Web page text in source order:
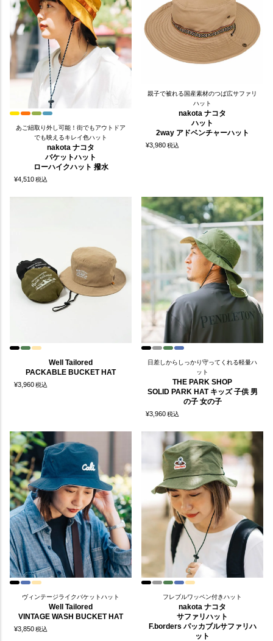
あご紐取り外し可能！街でもアウトドア
でも映えるキレイ色ハット
nakota ナコタ
バケットハット
ローハイクハット 撥水
¥4,510税込
親子で被れる国産素材のつば広サファリ
ハット
nakota ナコタ
ハット
2way アドベンチャーハット
¥3,980税込
Well Tailored
PACKABLE BUCKET HAT
¥3,960税込
日差しからしっかり守ってくれる軽量ハ
ット
THE PARK SHOP
SOLID PARK HAT キッズ 子供 男
の子 女の子
¥3,960税込
ヴィンテージライクバケットハット
Well Tailored
VINTAGE WASH BUCKET HAT
¥3,850税込
フレブルワッペン付きハット
nakota ナコタ
サファリハット
F.borders パッカブルサファリハ
ット